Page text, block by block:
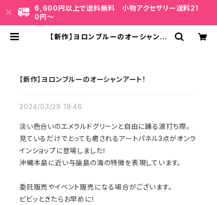
6,600円以上で送料無料 小物アクセサリー送料21
0円〜
【新作】ヨロンブルーのオーシャンア
【新作】ヨロンブルーのオーシャンアート！
2024/03/29 19:46
淡い色合いのエメラルドグリーンと自由に踊る波打ち際。
見ているだけでとっても癒されるアートパネル3点がオンラ
インショップに登場しました！
沖縄本島に近い与論島の海の特徴を表現しています。
委託販売やイベント販売になる場合がございます。
ビビッときたらお早めに！